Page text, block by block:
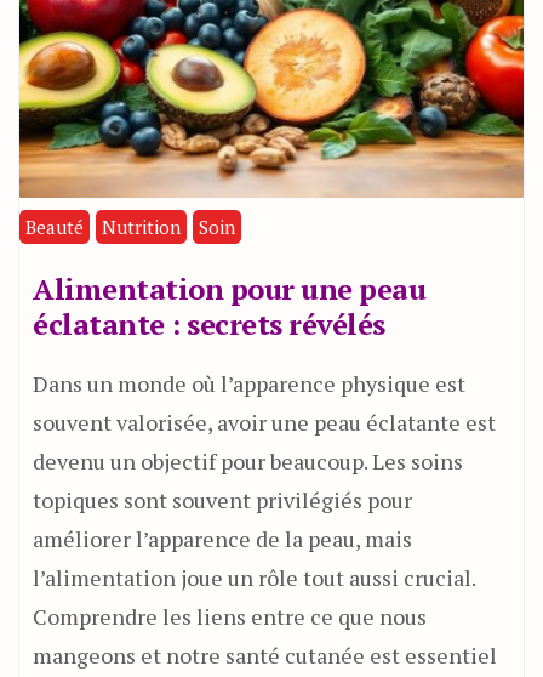
Beauté Nutrition Soin
Alimentation pour une peau
éclatante : secrets révélés
Dans un monde où l’apparence physique est
souvent valorisée, avoir une peau éclatante est
devenu un objectif pour beaucoup. Les soins
topiques sont souvent privilégiés pour
améliorer l’apparence de la peau, mais
l’alimentation joue un rôle tout aussi crucial.
Comprendre les liens entre ce que nous
mangeons et notre santé cutanée est essentiel